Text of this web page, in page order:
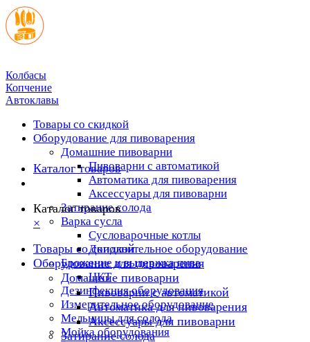
Колбасы
Копчение
Автоклавы
Товары со скидкой
Оборудование для пивоварения
Домашние пивоварни
Пивоварни с автоматикой
Автоматика для пивоварения
Аксессуары для пивоварни
Затирание солода
Варка сусла
Cусловарочные котлы
Дополнительное оборудование
Брожение и выдержка пива
ЦКТ
Дезинфекция оборудования
Измерительное оборудование
Мельницы для солода
Мойка оборудования
Каталог товаров
Каталог товаров
×
Товары со скидкой
Оборудование для пивоварения
Домашние пивоварни
Пивоварни с автоматикой
Автоматика для пивоварения
Аксессуары для пивоварни
Затирание солода